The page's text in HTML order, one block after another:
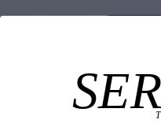
Tuotekuvaus